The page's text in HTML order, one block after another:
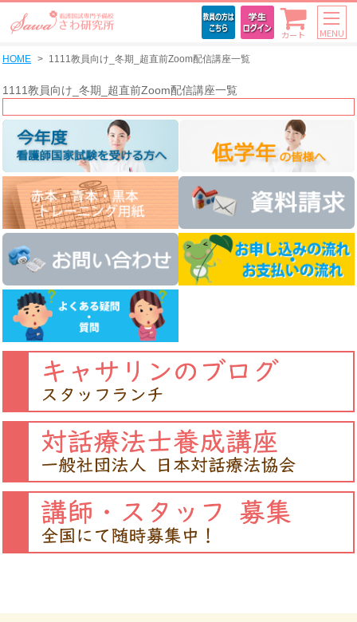
カート MENU
HOME 1111教員向け_冬期_超直前Zoom配信講座一覧
1111教員向け_冬期_超直前Zoom配信講座一覧